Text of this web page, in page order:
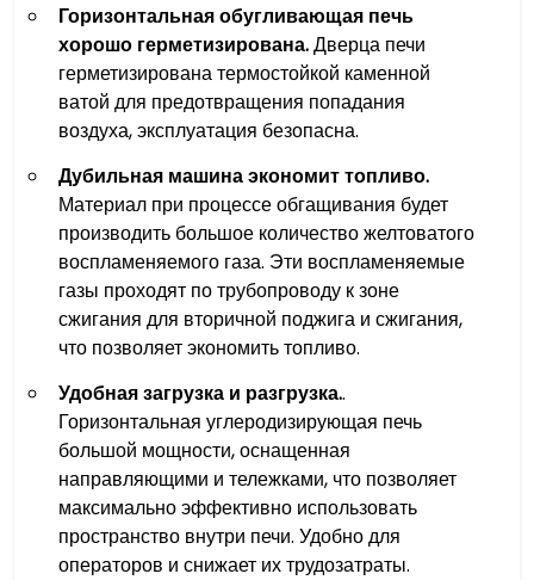
Горизонтальная обугливающая печь
хорошо герметизирована.Дверца печи
герметизирована термостойкой каменной
ватой для предотвращения попадания
воздуха, эксплуатация безопасна.
Дубильная машина экономит топливо.
Материал при процессе обгащивания будет
производить большое количество желтоватого
воспламеняемого газа. Эти воспламеняемые
газы проходят по трубопроводу к зоне
сжигания для вторичной поджига и сжигания,
что позволяет экономить топливо.
Удобная загрузка и разгрузка..
Горизонтальная углеродизирующая печь
большой мощности, оснащенная
направляющими и тележками, что позволяет
максимально эффективно использовать
пространство внутри печи. Удобно для
операторов и снижает их трудозатраты.